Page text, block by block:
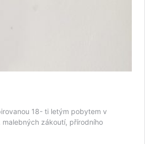
18- ti letým pobytem v
zákoutí, přírodního